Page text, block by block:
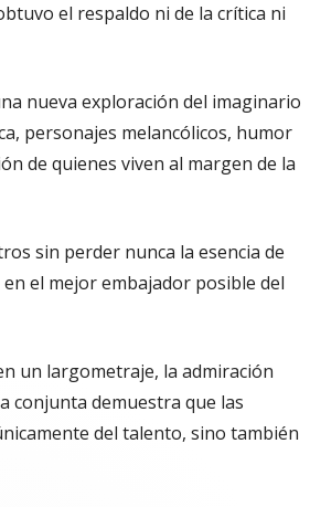
el respaldo ni de la crítica ni
nueva exploración del imaginario
personajes melancólicos, humor
de quienes viven al margen de la
sin perder nunca la esencia de
el mejor embajador posible del
un largometraje, la admiración
conjunta demuestra que las
del talento, sino también